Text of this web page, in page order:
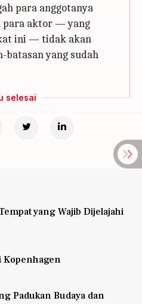
para anggotanya
para aktor — yang
ini — tidak akan
batasan yang sudah
selesai
yang Wajib Dijelajahi
Kopenhagen
Padukan Budaya dan